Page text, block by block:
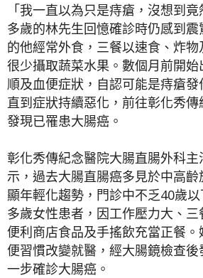
「我一直以為只是痔瘡，沒想到
多歲的林先生回憶確診時仍感到
的他經常外食，三餐以速食、炸物
很少攝取蔬菜水果。數個月前開
順及血便症狀，自認可能是痔瘡發
直到症狀持續惡化，前往彰化秀
發現已罹患大腸癌。
彰化秀傳紀念醫院大腸直腸外科
示，過去大腸直腸癌多見於中高
顯年輕化趨勢，門診中不乏40歲
多歲女性患者，因工作壓力大、
便利商店食品及手搖飲充當正餐
便習慣改變就醫，經大腸鏡檢查
一步確診大腸癌。